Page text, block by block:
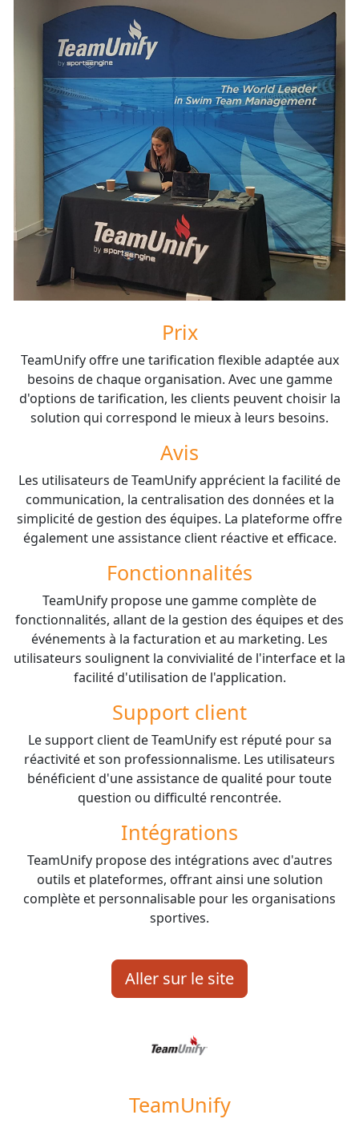
Prix
TeamUnify offre une tarification flexible adaptée aux
besoins de chaque organisation. Avec une gamme
d'options de tarification, les clients peuvent choisir la
solution qui correspond le mieux à leurs besoins.
Avis
Les utilisateurs de TeamUnify apprécient la facilité de
communication, la centralisation des données et la
simplicité de gestion des équipes. La plateforme offre
également une assistance client réactive et efficace.
Fonctionnalités
TeamUnify propose une gamme complète de
fonctionnalités, allant de la gestion des équipes et des
événements à la facturation et au marketing. Les
utilisateurs soulignent la convivialité de l'interface et la
facilité d'utilisation de l'application.
Support client
Le support client de TeamUnify est réputé pour sa
réactivité et son professionnalisme. Les utilisateurs
bénéficient d'une assistance de qualité pour toute
question ou difficulté rencontrée.
Intégrations
TeamUnify propose des intégrations avec d'autres
outils et plateformes, offrant ainsi une solution
complète et personnalisable pour les organisations
sportives.
Aller sur le site
TeamUnify